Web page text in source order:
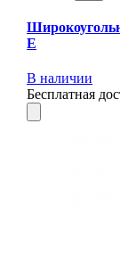
E
В наличии
Бесплатная